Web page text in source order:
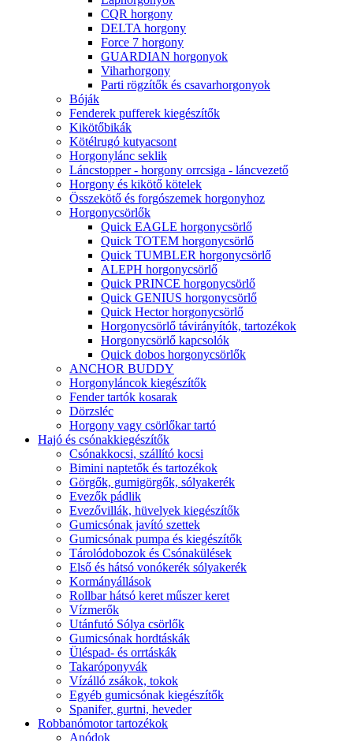
CQR horgony
DELTA horgony
Force 7 horgony
GUARDIAN horgonyok
Viharhorgony
Parti rögzítők és csavarhorgonyok
Bóják
Fenderek pufferek kiegészítők
Kikötőbikák
Kötélrugó kutyacsont
Horgonylánc seklik
Láncstopper - horgony orrcsiga - láncvezető
Horgony és kikötő kötelek
Összekötő és forgószemek horgonyhoz
Horgonycsörlők
Quick EAGLE horgonycsörlő
Quick TOTEM horgonycsörlő
Quick TUMBLER horgonycsörlő
ALEPH horgonycsörlő
Quick PRINCE horgonycsörlő
Quick GENIUS horgonycsörlő
Quick Hector horgonycsörlő
Horgonycsörlő távirányítók, tartozékok
Horgonycsörlő kapcsolók
Quick dobos horgonycsörlők
ANCHOR BUDDY
Horgonyláncok kiegészítők
Fender tartók kosarak
Dörzsléc
Horgony vagy csörlőkar tartó
Hajó és csónakkiegészítők
Csónakkocsi, szállító kocsi
Bimini naptetők és tartozékok
Görgők, gumigörgők, sólyakerék
Evezők pádlik
Evezővillák, hüvelyek kiegészítők
Gumicsónak javító szettek
Gumicsónak pumpa és kiegészítők
Tárolódobozok és Csónakülések
Első és hátsó vonókerék sólyakerék
Kormányállások
Rollbar hátsó keret műszer keret
Vízmerők
Utánfutó Sólya csörlők
Gumicsónak hordtáskák
Üléspad- és orrtáskák
Takaróponyvák
Vízálló zsákok, tokok
Egyéb gumicsónak kiegészítők
Spanifer, gurtni, heveder
Robbanómotor tartozékok
Anódok